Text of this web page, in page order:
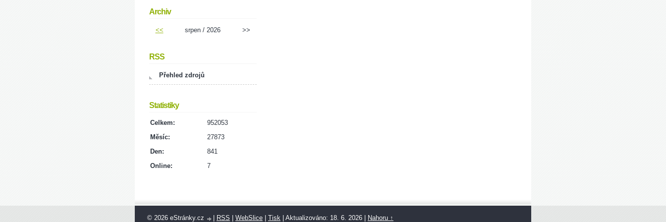
Archiv
<< srpen / 2026 >>
RSS
Přehled zdrojů
Statistiky
Online: 7
Celkem:
952053
Měsíc:
27873
Den:
841
© 2026 eStránky.cz RSS WebSlice Tisk Aktualizováno: 18. 6. 2026 Nahoru ↑